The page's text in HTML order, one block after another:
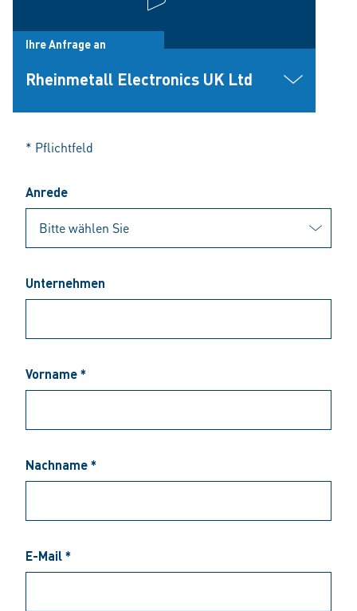
Ihre Anfrage an
Rheinmetall Electronics UK Ltd
* Pflichtfeld
Anrede
Unternehmen
Vorname *
Nachname *
E-Mail *